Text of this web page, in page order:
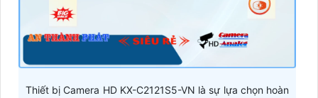
Thiết bị Camera HD KX-C2121S5-VN là sự lựa chọn hoàn